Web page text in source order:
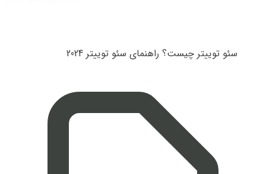
سئو توییتر چیست؟ راهنمای سئو توییتر 2024